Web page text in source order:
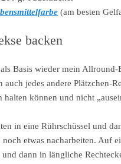
(am besten
backen
Basis wieder mein Allround-
auch jedes andere Plätzchen-
halten können und nicht
in eine Rührschüssel und
etwas nacharbeiten. Auf
und dann in längliche